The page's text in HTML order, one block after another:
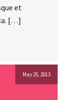
et
[…]
May 25, 2013